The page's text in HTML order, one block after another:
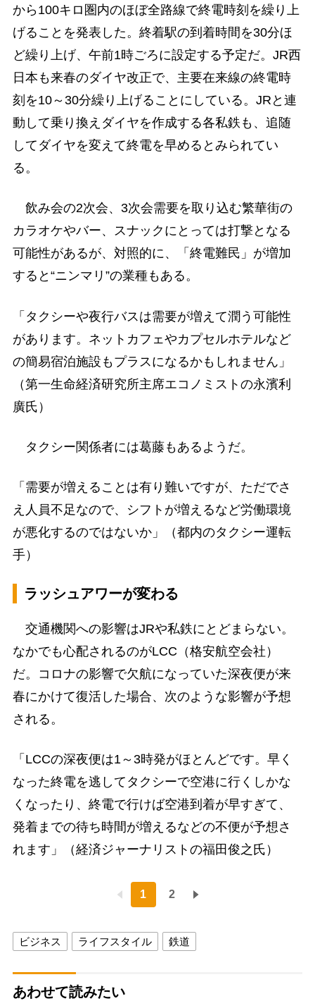
から100キロ圏内のほぼ全路線で終電時刻を繰り上
げることを発表した。終着駅の到着時間を30分ほ
ど繰り上げ、午前1時ごろに設定する予定だ。JR西
日本も来春のダイヤ改正で、主要在来線の終電時
刻を10～30分繰り上げることにしている。JRと連
動して乗り換えダイヤを作成する各私鉄も、追随
してダイヤを変えて終電を早めるとみられてい
る。
飲み会の2次会、3次会需要を取り込む繁華街の
カラオケやバー、スナックにとっては打撃となる
可能性があるが、対照的に、「終電難民」が増加
すると“ニンマリ”の業種もある。
「タクシーや夜行バスは需要が増えて潤う可能性
があります。ネットカフェやカプセルホテルなど
の簡易宿泊施設もプラスになるかもしれません」
（第一生命経済研究所主席エコノミストの永濱利
廣氏）
タクシー関係者には葛藤もあるようだ。
「需要が増えることは有り難いですが、ただでさ
え人員不足なので、シフトが増えるなど労働環境
が悪化するのではないか」（都内のタクシー運転
手）
ラッシュアワーが変わる
交通機関への影響はJRや私鉄にとどまらない。
なかでも心配されるのがLCC（格安航空会社）
だ。コロナの影響で欠航になっていた深夜便が来
春にかけて復活した場合、次のような影響が予想
される。
「LCCの深夜便は1～3時発がほとんどです。早く
なった終電を逃してタクシーで空港に行くしかな
くなったり、終電で行けば空港到着が早すぎて、
発着までの待ち時間が増えるなどの不便が予想さ
れます」（経済ジャーナリストの福田俊之氏）
1 2
ビジネス ライフスタイル 鉄道
あわせて読みたい